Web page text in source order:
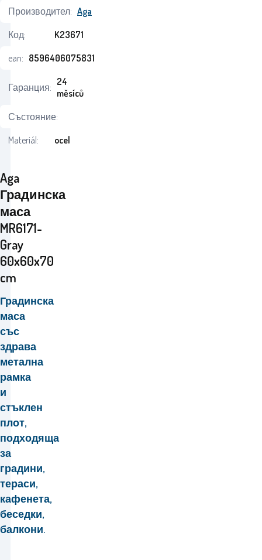
Aga
Градинска
маса
MR6171-
Gray
60x60x70
cm
Градинска
маса
със
здрава
метална
рамка
и
стъклен
плот,
подходяща
за
градини,
тераси,
кафенета,
беседки,
балкони.
Производител: Aga
Код:
K23671
ean: 8596406075831
Гаранция: 24
měsíců
Състояние:
Materiál:
ocel